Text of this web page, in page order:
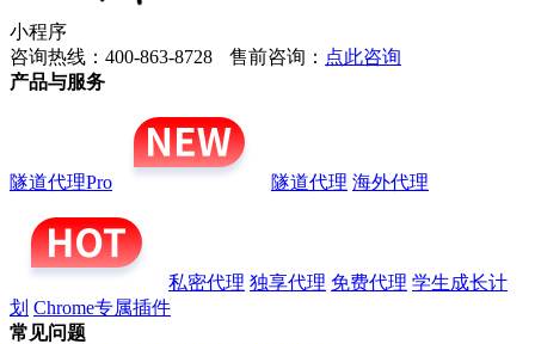
小程序
咨询热线：400-863-8728
售前咨询： 点此咨询
产品与服务
隧道代理Pro 隧道代理 海外代理
私密代理 独享代理 免费代理 学生成长计
划 Chrome专属插件
常见问题